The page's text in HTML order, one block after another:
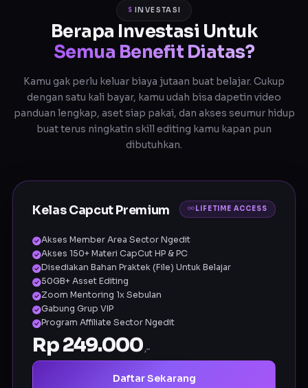
INVESTASI
Berapa Investasi Untuk
Semua Benefit Diatas?
Kamu gak perlu keluar biaya jutaan buat belajar. Cukup
dengan satu kali bayar, kamu udah bisa dapetin video
panduan lengkap, aset siap pakai, dan akses seumur hidup
buat terus ningkatin skill editing kamu kapan pun
dibutuhkan.
Kelas Capcut Premium LIFETIME ACCESS
Akses Member Area Sector Ngedit
Akses 150+ Materi CapCut HP & PC
Disediakan Bahan Praktek (File) Untuk Belajar
50GB+ Asset Editing
Zoom Mentoring 1x Sebulan
Gabung Grup VIP
Program Affiliate Sector Ngedit
Rp 249.000,-
Daftar Sekarang